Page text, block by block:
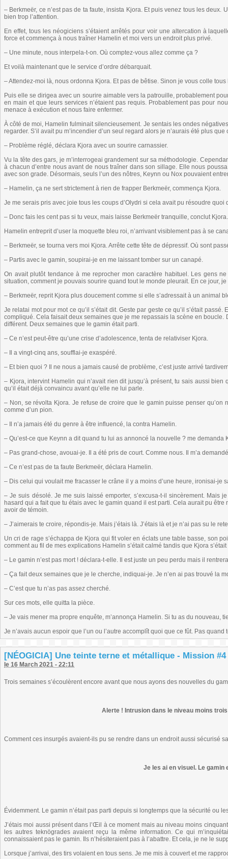
– Berkmeër, ce n’est pas de ta faute, insista Kjora. Et puis venez tous les
bien trop l’attention.
En effet, tous les néogiciens s’étaient arrêtés pour voir une altercation à
force et commença à nous traîner Hamelin et moi vers un endroit plus privé.
– Une minute, nous interpela-t-on. Où comptez-vous allez comme ça ?
Et voilà maintenant que le service d’ordre débarquait.
– Attendez-moi là, nous ordonna Kjora. Et pas de bêtise. Sinon je vous colle
Puis elle se dirigea avec un sourire aimable vers la patrouille, probablement
en main et que leurs services n’étaient pas requis. Probablement pas pour
menace à exécution et nous faire enfermer.
À côté de moi, Hamelin fulminait silencieusement. Je sentais les ondes
regarder. S’il avait pu m’incendier d’un seul regard alors je n’aurais été plus
– Problème réglé, déclara Kjora avec un sourire carnassier.
Vu la tête des gars, je m’interrogeai grandement sur sa méthodologie.
à chacun d’entre nous avant de nous traîner dans son sillage. Elle nous
avec son grade. Désormais, seuls l’un des nôtres, Keynn ou Nox pouvaient
– Hamelin, ça ne sert strictement à rien de frapper Berkmeër, commença Kjora.
Je me serais pris avec joie tous les coups d’Olydri si cela avait pu résoudre quoi
– Donc fais les cent pas si tu veux, mais laisse Berkmeër tranquille, conclut Kjora.
Hamelin entreprit d’user la moquette bleu roi, n’arrivant visiblement pas à se
– Berkmeër, se tourna vers moi Kjora. Arrête cette tête de dépressif. Où sont
– Partis avec le gamin, soupirai-je en me laissant tomber sur un canapé.
On avait plutôt tendance à me reprocher mon caractère habituel. Les gens
situation, comment je pouvais sourire quand tout le monde pleurait. En ce jour,
– Berkmeër, reprit Kjora plus doucement comme si elle s’adressait à un animal
Je relatai mot pour mot ce qu’il s’était dit. Geste par geste ce qu’il s’était
compliqué. Cela faisait deux semaines que je me repassais la scène en
différent. Deux semaines que le gamin était parti.
– Ce n’est peut-être qu’une crise d’adolescence, tenta de relativiser Kjora.
– Il a vingt-cinq ans, soufflai-je exaspéré.
– Et bien quoi ? Il ne nous a jamais causé de problème, c’est juste arrivé
– Kjora, intervint Hamelin qui n’avait rien dit jusqu’à présent, tu sais aussi
qu’il était déjà convaincu avant qu’elle ne lui parle.
– Non, se révolta Kjora. Je refuse de croire que le gamin puisse penser
comme d’un pion.
– Il n’a jamais été du genre à être influencé, la contra Hamelin.
– Qu’est-ce que Keynn a dit quand tu lui as annoncé la nouvelle ? me demanda
– Pas grand-chose, avouai-je. Il a été pris de court. Comme nous. Il m’a
– Ce n’est pas de ta faute Berkmeër, déclara Hamelin.
– Dis celui qui voulait me fracasser le crâne il y a moins d’une heure, ironisai-je
– Je suis désolé. Je me suis laissé emporter, s’excusa-t-il sincèrement. Mais
hasard qui a fait que tu étais avec le gamin quand il est parti. Cela aurait pu être
avoir de témoin.
– J’aimerais te croire, répondis-je. Mais j’étais là. J’étais là et je n’ai pas su le
Un cri de rage s’échappa de Kjora qui fit voler en éclats une table basse, son
comment au fil de mes explications Hamelin s’était calmé tandis que Kjora
– Le gamin n’est pas mort ! déclara-t-elle. Il est juste un peu perdu mais il
– Ça fait deux semaines que je le cherche, indiquai-je. Je n’en ai pas trouvé la
– C’est que tu n’as pas assez cherché.
Sur ces mots, elle quitta la pièce.
– Je vais mener ma propre enquête, m’annonça Hamelin. Si tu as du nouveau,
Je n’avais aucun espoir que l’un ou l’autre accomplît quoi que ce fût. Pas quand
[NÉOGICIA] Une teinte terne et métallique - Mission
le 16 March 2021 - 22:11
Trois semaines s’écoulèrent encore avant que nous ayons des nouvelles du
Alerte ! Intrusion dans le niveau moins
Comment ces insurgés avaient-ils pu se rendre dans un endroit aussi sécurisé
Je les ai en visuel. Le gamin
Évidemment. Le gamin n’était pas parti depuis si longtemps que la sécurité ou
J’étais moi aussi présent dans l’Œil à ce moment mais au niveau moins
les autres teknögrades avaient reçu la même information. Ce qui
connaissaient pas le gamin. Ils n’hésiteraient pas à l’abattre. Et cela, je ne le
Lorsque j’arrivai, des tirs volaient en tous sens. Je me mis à couvert et me